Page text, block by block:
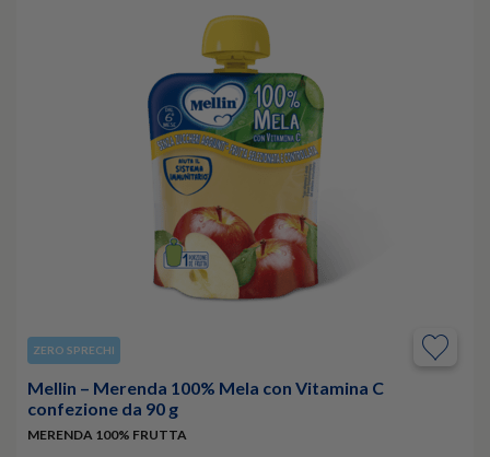
ZERO SPRECHI
Mellin – Merenda 100% Mela con Vitamina C
confezione da 90 g
MERENDA 100% FRUTTA